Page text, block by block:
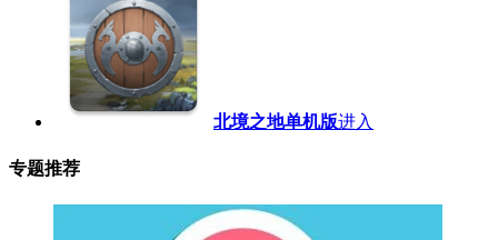
北境之地单机版进入
专题推荐